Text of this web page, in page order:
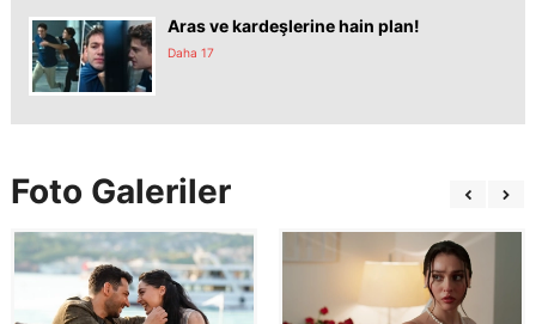
Aras ve kardeşlerine hain plan!
Daha 17
Foto Galeriler